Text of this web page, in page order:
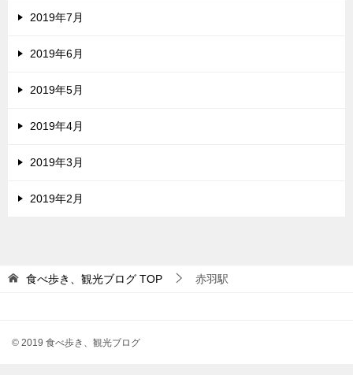
2019年7月
2019年6月
2019年5月
2019年4月
2019年3月
2019年2月
食べ歩き、観光ブログ TOP 赤羽駅
© 2019 食べ歩き、観光ブログ